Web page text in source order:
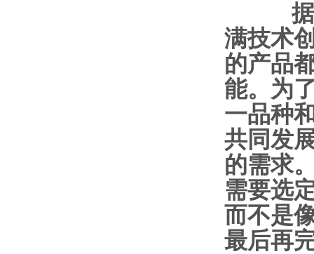
据业
满技术
的产品
能。为
一品种
共同发
的需求
需要选
而不是
最后再